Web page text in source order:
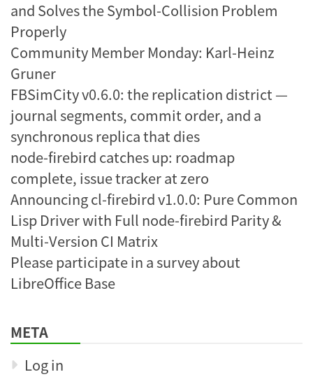
and Solves the Symbol-Collision Problem
Properly
Community Member Monday: Karl-Heinz
Gruner
FBSimCity v0.6.0: the replication district —
journal segments, commit order, and a
synchronous replica that dies
node-firebird catches up: roadmap
complete, issue tracker at zero
Announcing cl-firebird v1.0.0: Pure Common
Lisp Driver with Full node-firebird Parity &
Multi-Version CI Matrix
Please participate in a survey about
LibreOffice Base
META
Log in